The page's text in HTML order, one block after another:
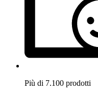
Più di 7.100 prodotti